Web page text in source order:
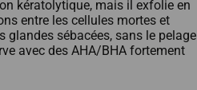
kératolytique, mais il exfolie en
entre les cellules mortes et
glandes sébacées, sans le pelage
avec des AHA/BHA fortement